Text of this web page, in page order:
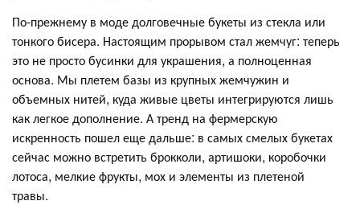
По-прежнему в моде долговечные букеты из стекла или
тонкого бисера. Настоящим прорывом стал жемчуг: теперь
это не просто бусинки для украшения, а полноценная
основа. Мы плетем базы из крупных жемчужин и
объемных нитей, куда живые цветы интегрируются лишь
как легкое дополнение. А тренд на фермерскую
искренность пошел еще дальше: в самых смелых букетах
сейчас можно встретить брокколи, артишоки, коробочки
лотоса, мелкие фрукты, мох и элементы из плетеной
травы.